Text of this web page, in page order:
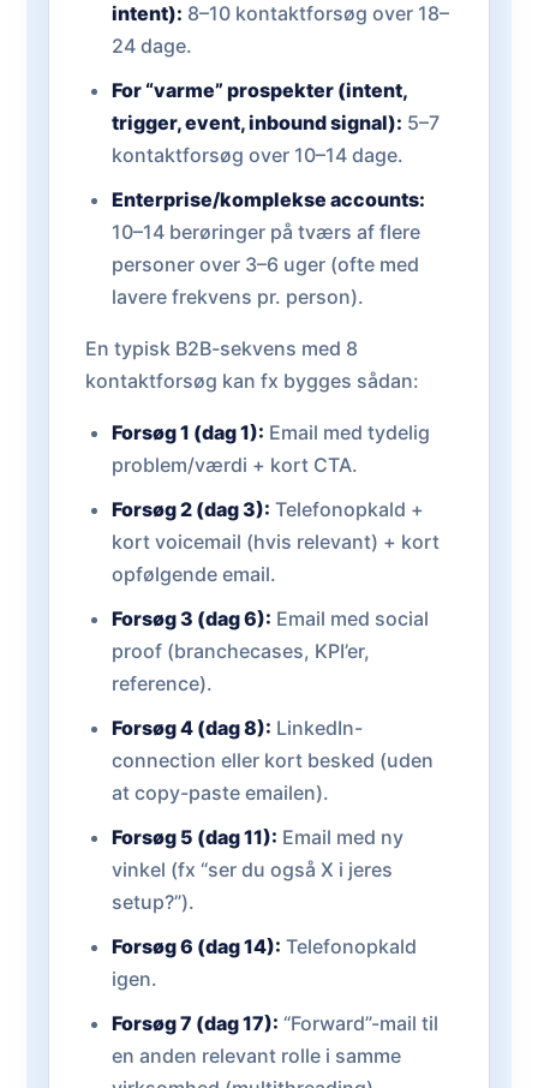
intent): 8–10 kontaktforsøg over 18–
24 dage.
For “varme” prospekter (intent,
trigger, event, inbound signal): 5–7
kontaktforsøg over 10–14 dage.
Enterprise/komplekse accounts:
10–14 berøringer på tværs af flere
personer over 3–6 uger (ofte med
lavere frekvens pr. person).
En typisk B2B-sekvens med 8
kontaktforsøg kan fx bygges sådan:
Forsøg 1 (dag 1): Email med tydelig
problem/værdi + kort CTA.
Forsøg 2 (dag 3): Telefonopkald +
kort voicemail (hvis relevant) + kort
opfølgende email.
Forsøg 3 (dag 6): Email med social
proof (branchecases, KPI’er,
reference).
Forsøg 4 (dag 8): LinkedIn-
connection eller kort besked (uden
at copy-paste emailen).
Forsøg 5 (dag 11): Email med ny
vinkel (fx “ser du også X i jeres
setup?”).
Forsøg 6 (dag 14): Telefonopkald
igen.
Forsøg 7 (dag 17): “Forward”-mail til
en anden relevant rolle i samme